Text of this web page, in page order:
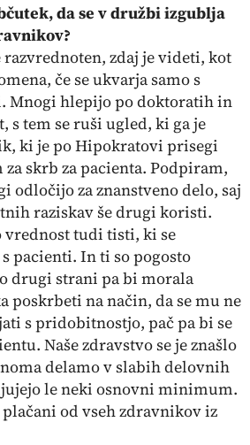
da se v družbi izgublja
zdaj je videti, kot
če se ukvarja samo s
hlepijo po doktoratih in
s tem se ruši ugled, ki ga je
ki je po Hipokratovi prisegi
skrb za pacienta. Podpiram,
odločijo za znanstveno delo, saj
raziskav še drugi koristi.
vrednost tudi tisti, ki se
pacienti. In ti so pogosto
drugi strani pa bi morala
poskrbeti na način, da se mu ne
s pridobitnostjo, pač pa bi se
Naše zdravstvo se je znašlo
delamo v slabih delovnih
le neki osnovni minimum.
od vseh zdravnikov iz